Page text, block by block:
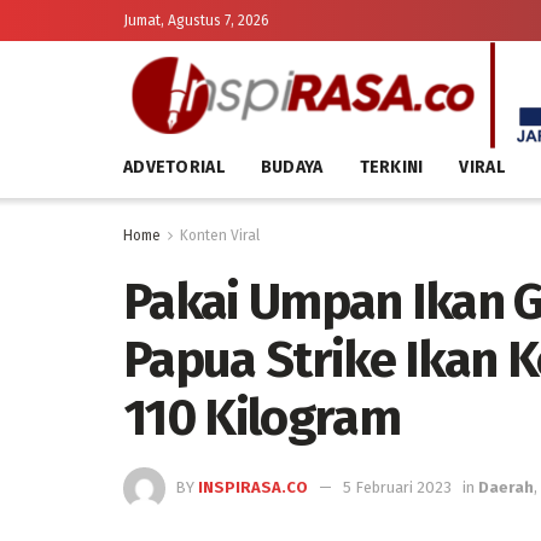
Jumat, Agustus 7, 2026
ADVETORIAL BUDAYA TERKINI VIRAL
Home Konten Viral
Pakai Umpan Ikan
Papua Strike Ikan
110 Kilogram
BY INSPIRASA.CO 5 Februari 2023 in Daerah,